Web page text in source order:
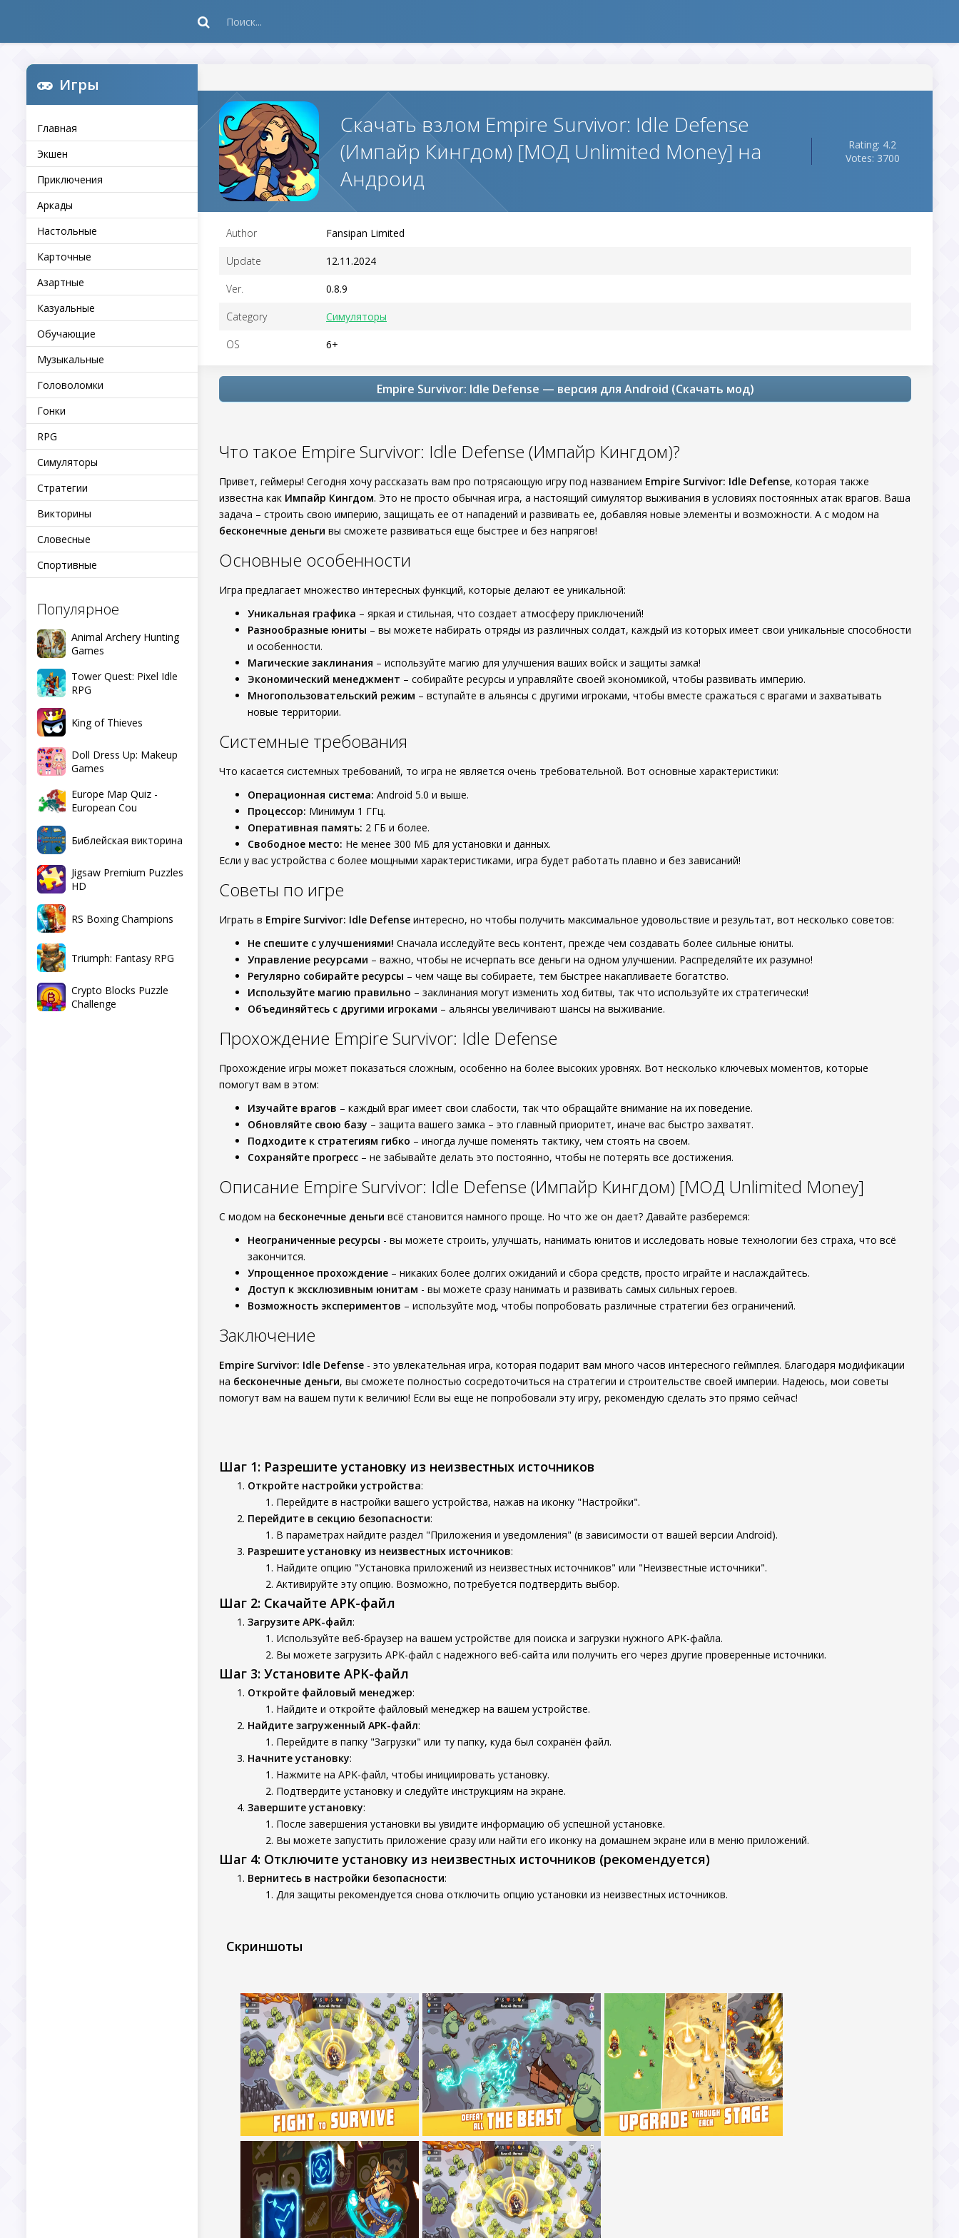
Игры
Главная
Экшен
Приключения
Аркады
Настольные
Карточные
Азартные
Казуальные
Обучающие
Музыкальные
Головоломки
Гонки
RPG
Симуляторы
Стратегии
Викторины
Словесные
Спортивные
Популярное
Animal Archery Hunting
Games
Tower Quest: Pixel Idle
RPG
King of Thieves
Doll Dress Up: Makeup
Games
Europe Map Quiz -
European Cou
Библейская викторина
Jigsaw Premium Puzzles
HD
RS Boxing Champions
Triumph: Fantasy RPG
Crypto Blocks Puzzle
Challenge
Скачать взлом Empire Survivor: Idle Defense
(Импайр Кингдом) [МОД Unlimited Money] на
Андроид
Rating: 4.2
Votes: 3700
Author Fansipan Limited
Update 12.11.2024
Ver. 0.8.9
Category Симуляторы
OS 6+
Empire Survivor: Idle Defense — версия для Android (Скачать мод)
Что такое Empire Survivor: Idle Defense (Импайр Кингдом)?
Привет, геймеры! Сегодня хочу рассказать вам про потрясающую игру под названием Empire Survivor: Idle Defense, которая также
известна как Импайр Кингдом. Это не просто обычная игра, а настоящий симулятор выживания в условиях постоянных атак врагов. Ваша
задача – строить свою империю, защищать ее от нападений и развивать ее, добавляя новые элементы и возможности. А с модом на
бесконечные деньги вы сможете развиваться еще быстрее и без напрягов!
Основные особенности
Игра предлагает множество интересных функций, которые делают ее уникальной:
Уникальная графика – яркая и стильная, что создает атмосферу приключений!
Разнообразные юниты – вы можете набирать отряды из различных солдат, каждый из которых имеет свои уникальные способности
и особенности.
Магические заклинания – используйте магию для улучшения ваших войск и защиты замка!
Экономический менеджмент – собирайте ресурсы и управляйте своей экономикой, чтобы развивать империю.
Многопользовательский режим – вступайте в альянсы с другими игроками, чтобы вместе сражаться с врагами и захватывать
новые территории.
Системные требования
Что касается системных требований, то игра не является очень требовательной. Вот основные характеристики:
Операционная система: Android 5.0 и выше.
Процессор: Минимум 1 ГГц.
Оперативная память: 2 ГБ и более.
Свободное место: Не менее 300 МБ для установки и данных.
Если у вас устройства с более мощными характеристиками, игра будет работать плавно и без зависаний!
Советы по игре
Играть в Empire Survivor: Idle Defense интересно, но чтобы получить максимальное удовольствие и результат, вот несколько советов:
Не спешите с улучшениями! Сначала исследуйте весь контент, прежде чем создавать более сильные юниты.
Управление ресурсами – важно, чтобы не исчерпать все деньги на одном улучшении. Распределяйте их разумно!
Регулярно собирайте ресурсы – чем чаще вы собираете, тем быстрее накапливаете богатство.
Используйте магию правильно – заклинания могут изменить ход битвы, так что используйте их стратегически!
Объединяйтесь с другими игроками – альянсы увеличивают шансы на выживание.
Прохождение Empire Survivor: Idle Defense
Прохождение игры может показаться сложным, особенно на более высоких уровнях. Вот несколько ключевых моментов, которые
помогут вам в этом:
Изучайте врагов – каждый враг имеет свои слабости, так что обращайте внимание на их поведение.
Обновляйте свою базу – защита вашего замка – это главный приоритет, иначе вас быстро захватят.
Подходите к стратегиям гибко – иногда лучше поменять тактику, чем стоять на своем.
Сохраняйте прогресс – не забывайте делать это постоянно, чтобы не потерять все достижения.
Описание Empire Survivor: Idle Defense (Импайр Кингдом) [МОД Unlimited Money]
С модом на бесконечные деньги всё становится намного проще. Но что же он дает? Давайте разберемся:
Неограниченные ресурсы - вы можете строить, улучшать, нанимать юнитов и исследовать новые технологии без страха, что всё
закончится.
Упрощенное прохождение – никаких более долгих ожиданий и сбора средств, просто играйте и наслаждайтесь.
Доступ к эксклюзивным юнитам - вы можете сразу нанимать и развивать самых сильных героев.
Возможность экспериментов – используйте мод, чтобы попробовать различные стратегии без ограничений.
Заключение
Empire Survivor: Idle Defense - это увлекательная игра, которая подарит вам много часов интересного геймплея. Благодаря модификации
на бесконечные деньги, вы сможете полностью сосредоточиться на стратегии и строительстве своей империи. Надеюсь, мои советы
помогут вам на вашем пути к величию! Если вы еще не попробовали эту игру, рекомендую сделать это прямо сейчас!
Шаг 1: Разрешите установку из неизвестных источников
Откройте настройки устройства:
Перейдите в настройки вашего устройства, нажав на иконку "Настройки".
Перейдите в секцию безопасности:
В параметрах найдите раздел "Приложения и уведомления" (в зависимости от вашей версии Android).
Разрешите установку из неизвестных источников:
Найдите опцию "Установка приложений из неизвестных источников" или "Неизвестные источники".
Активируйте эту опцию. Возможно, потребуется подтвердить выбор.
Шаг 2: Скачайте APK-файл
Загрузите APK-файл:
Используйте веб-браузер на вашем устройстве для поиска и загрузки нужного APK-файла.
Вы можете загрузить APK-файл с надежного веб-сайта или получить его через другие проверенные источники.
Шаг 3: Установите APK-файл
Откройте файловый менеджер:
Найдите и откройте файловый менеджер на вашем устройстве.
Найдите загруженный APK-файл:
Перейдите в папку "Загрузки" или ту папку, куда был сохранён файл.
Начните установку:
Нажмите на APK-файл, чтобы инициировать установку.
Подтвердите установку и следуйте инструкциям на экране.
Завершите установку:
После завершения установки вы увидите информацию об успешной установке.
Вы можете запустить приложение сразу или найти его иконку на домашнем экране или в меню приложений.
Шаг 4: Отключите установку из неизвестных источников (рекомендуется)
Вернитесь в настройки безопасности:
Для защиты рекомендуется снова отключить опцию установки из неизвестных источников.
Скриншоты